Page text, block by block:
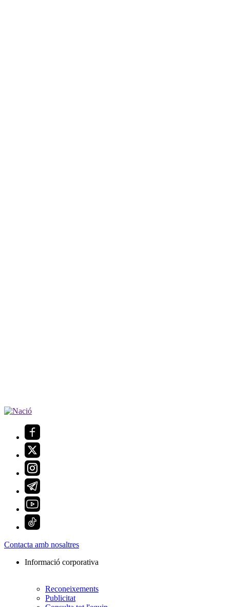
Contacta amb nosaltres
Informació corporativa
Reconeixements
Publicitat